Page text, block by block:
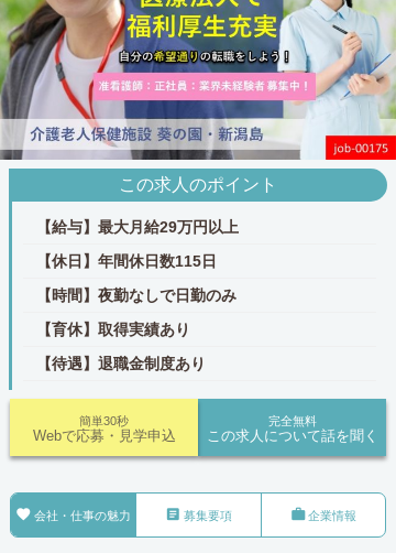
この求人のポイント
【給与】最大月給29万円以上
【休日】年間休日数115日
【時間】夜勤なしで日勤のみ
【育休】取得実績あり
【待遇】退職金制度あり
完全無料
この求人について話を聞く
簡単30秒
Webで応募・見学申込
 会社・仕事の魅力  募集要項 企業情報